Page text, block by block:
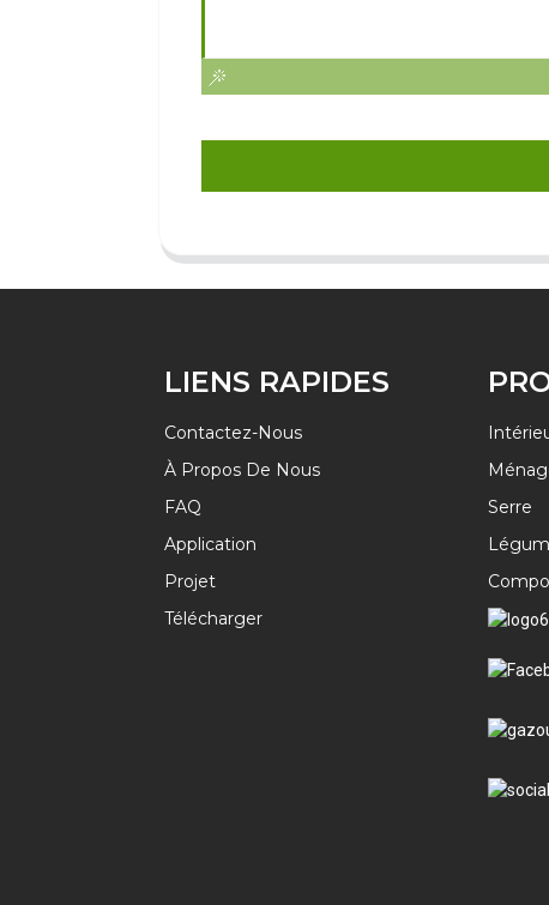
LIENS RAPIDES
Contactez-Nous
À Propos De Nous
FAQ
Application
Projet
Télécharger
Serre